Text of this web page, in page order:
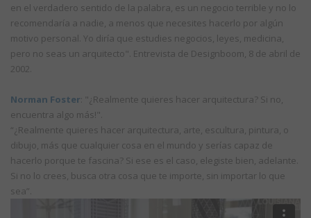
en el verdadero sentido de la palabra, es un negocio terrible y no lo
recomendaría a nadie, a menos que necesites hacerlo por algún
motivo personal. Yo diría que estudies negocios, leyes, medicina,
pero no seas un arquitecto". Entrevista de Designboom, 8 de abril de
2002.
Norman Foster : "¿Realmente quieres hacer arquitectura? Si no,
encuentra algo más!".
“¿Realmente quieres hacer arquitectura, arte, escultura, pintura, o
dibujo, más que cualquier cosa en el mundo y serías capaz de
hacerlo porque te fascina? Si ese es el caso, elegiste bien, adelante.
Si no lo crees, busca otra cosa que te importe, sin importar lo que
sea”.